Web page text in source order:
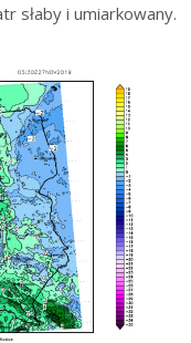
słaby i umiarkowany.